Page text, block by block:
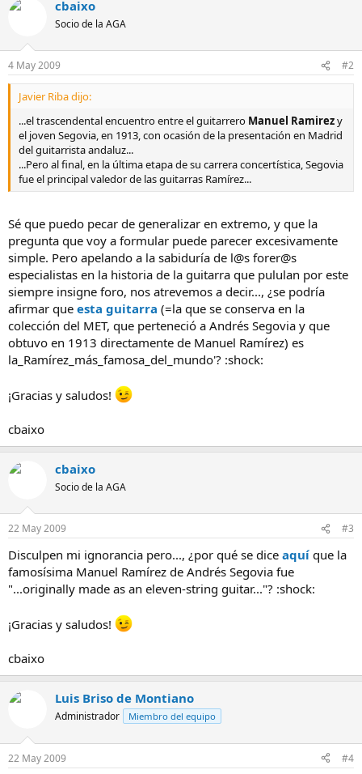
cbaixo
Socio de la AGA
4 May 2009 #2
Javier Riba dijo:
...el trascendental encuentro entre el guitarrero Manuel Ramirezy
el joven Segovia, en 1913, con ocasión de la presentación en Madrid
del guitarrista andaluz...
...Pero al final, en la última etapa de su carrera concertística, Segovia
fue el principal valedor de las guitarras Ramírez...
Sé que puedo pecar de generalizar en extremo, y que la
pregunta que voy a formular puede parecer excesivamente
simple. Pero apelando a la sabiduría de l@s forer@s
especialistas en la historia de la guitarra que pululan por este
siempre insigne foro, nos atrevemos a decir..., ¿se podría
afirmar que esta guitarra (=la que se conserva en la
colección del MET, que perteneció a Andrés Segovia y que
obtuvo en 1913 directamente de Manuel Ramírez) es
la_Ramírez_más_famosa_del_mundo'? :shock:
¡Gracias y saludos!
cbaixo
cbaixo
Socio de la AGA
22 May 2009 #3
Disculpen mi ignorancia pero..., ¿por qué se dice aquí que la
famosísima Manuel Ramírez de Andrés Segovia fue
"...originally made as an eleven-string guitar..."? :shock:
¡Gracias y saludos!
cbaixo
Luis Briso de Montiano
Administrador Miembro del equipo
22 May 2009 #4